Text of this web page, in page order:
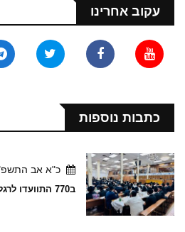
עקוב אחרינו
כתבות נוספות
כ"א אב התשפ"ו,
ב770 התוועדו לרגל יום הילולת ר' לוי יצחק